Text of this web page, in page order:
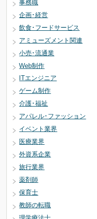
事務職
企画･経営
飲食･フードサービス
アミューズメント関連
小売･流通業
Web制作
ITエンジニア
ゲーム制作
介護･福祉
アパレル･ファッション
イベント業界
医療業界
外資系企業
旅行業界
薬剤師
保育士
教師の転職